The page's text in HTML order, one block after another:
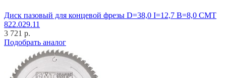
Диск пазовый для концевой фрезы D=38,0 I=12,7 B=8,0 CMT
822.029.11
3 721 р.
Подобрать аналог